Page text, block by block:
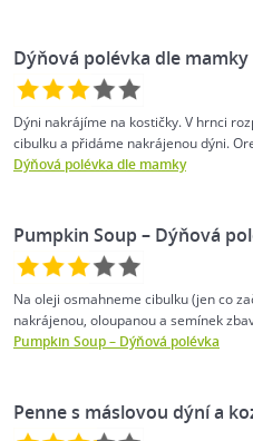
Dýňová polévka dle mamky
Dýni nakrájíme na kostičky. V hrnci
cibulku a přidáme nakrájenou dýni.
Dýňová polévka dle mamky
Pumpkin Soup – Dýňová
Na oleji osmahneme cibulku (jen co
nakrájenou, oloupanou a semínek
Pumpkin Soup – Dýňová polévka
Penne s máslovou dýní a